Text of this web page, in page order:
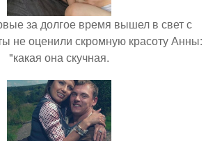
за долгое время вышел в свет с
не оценили скромную красоту Анны:
"какая она скучная.